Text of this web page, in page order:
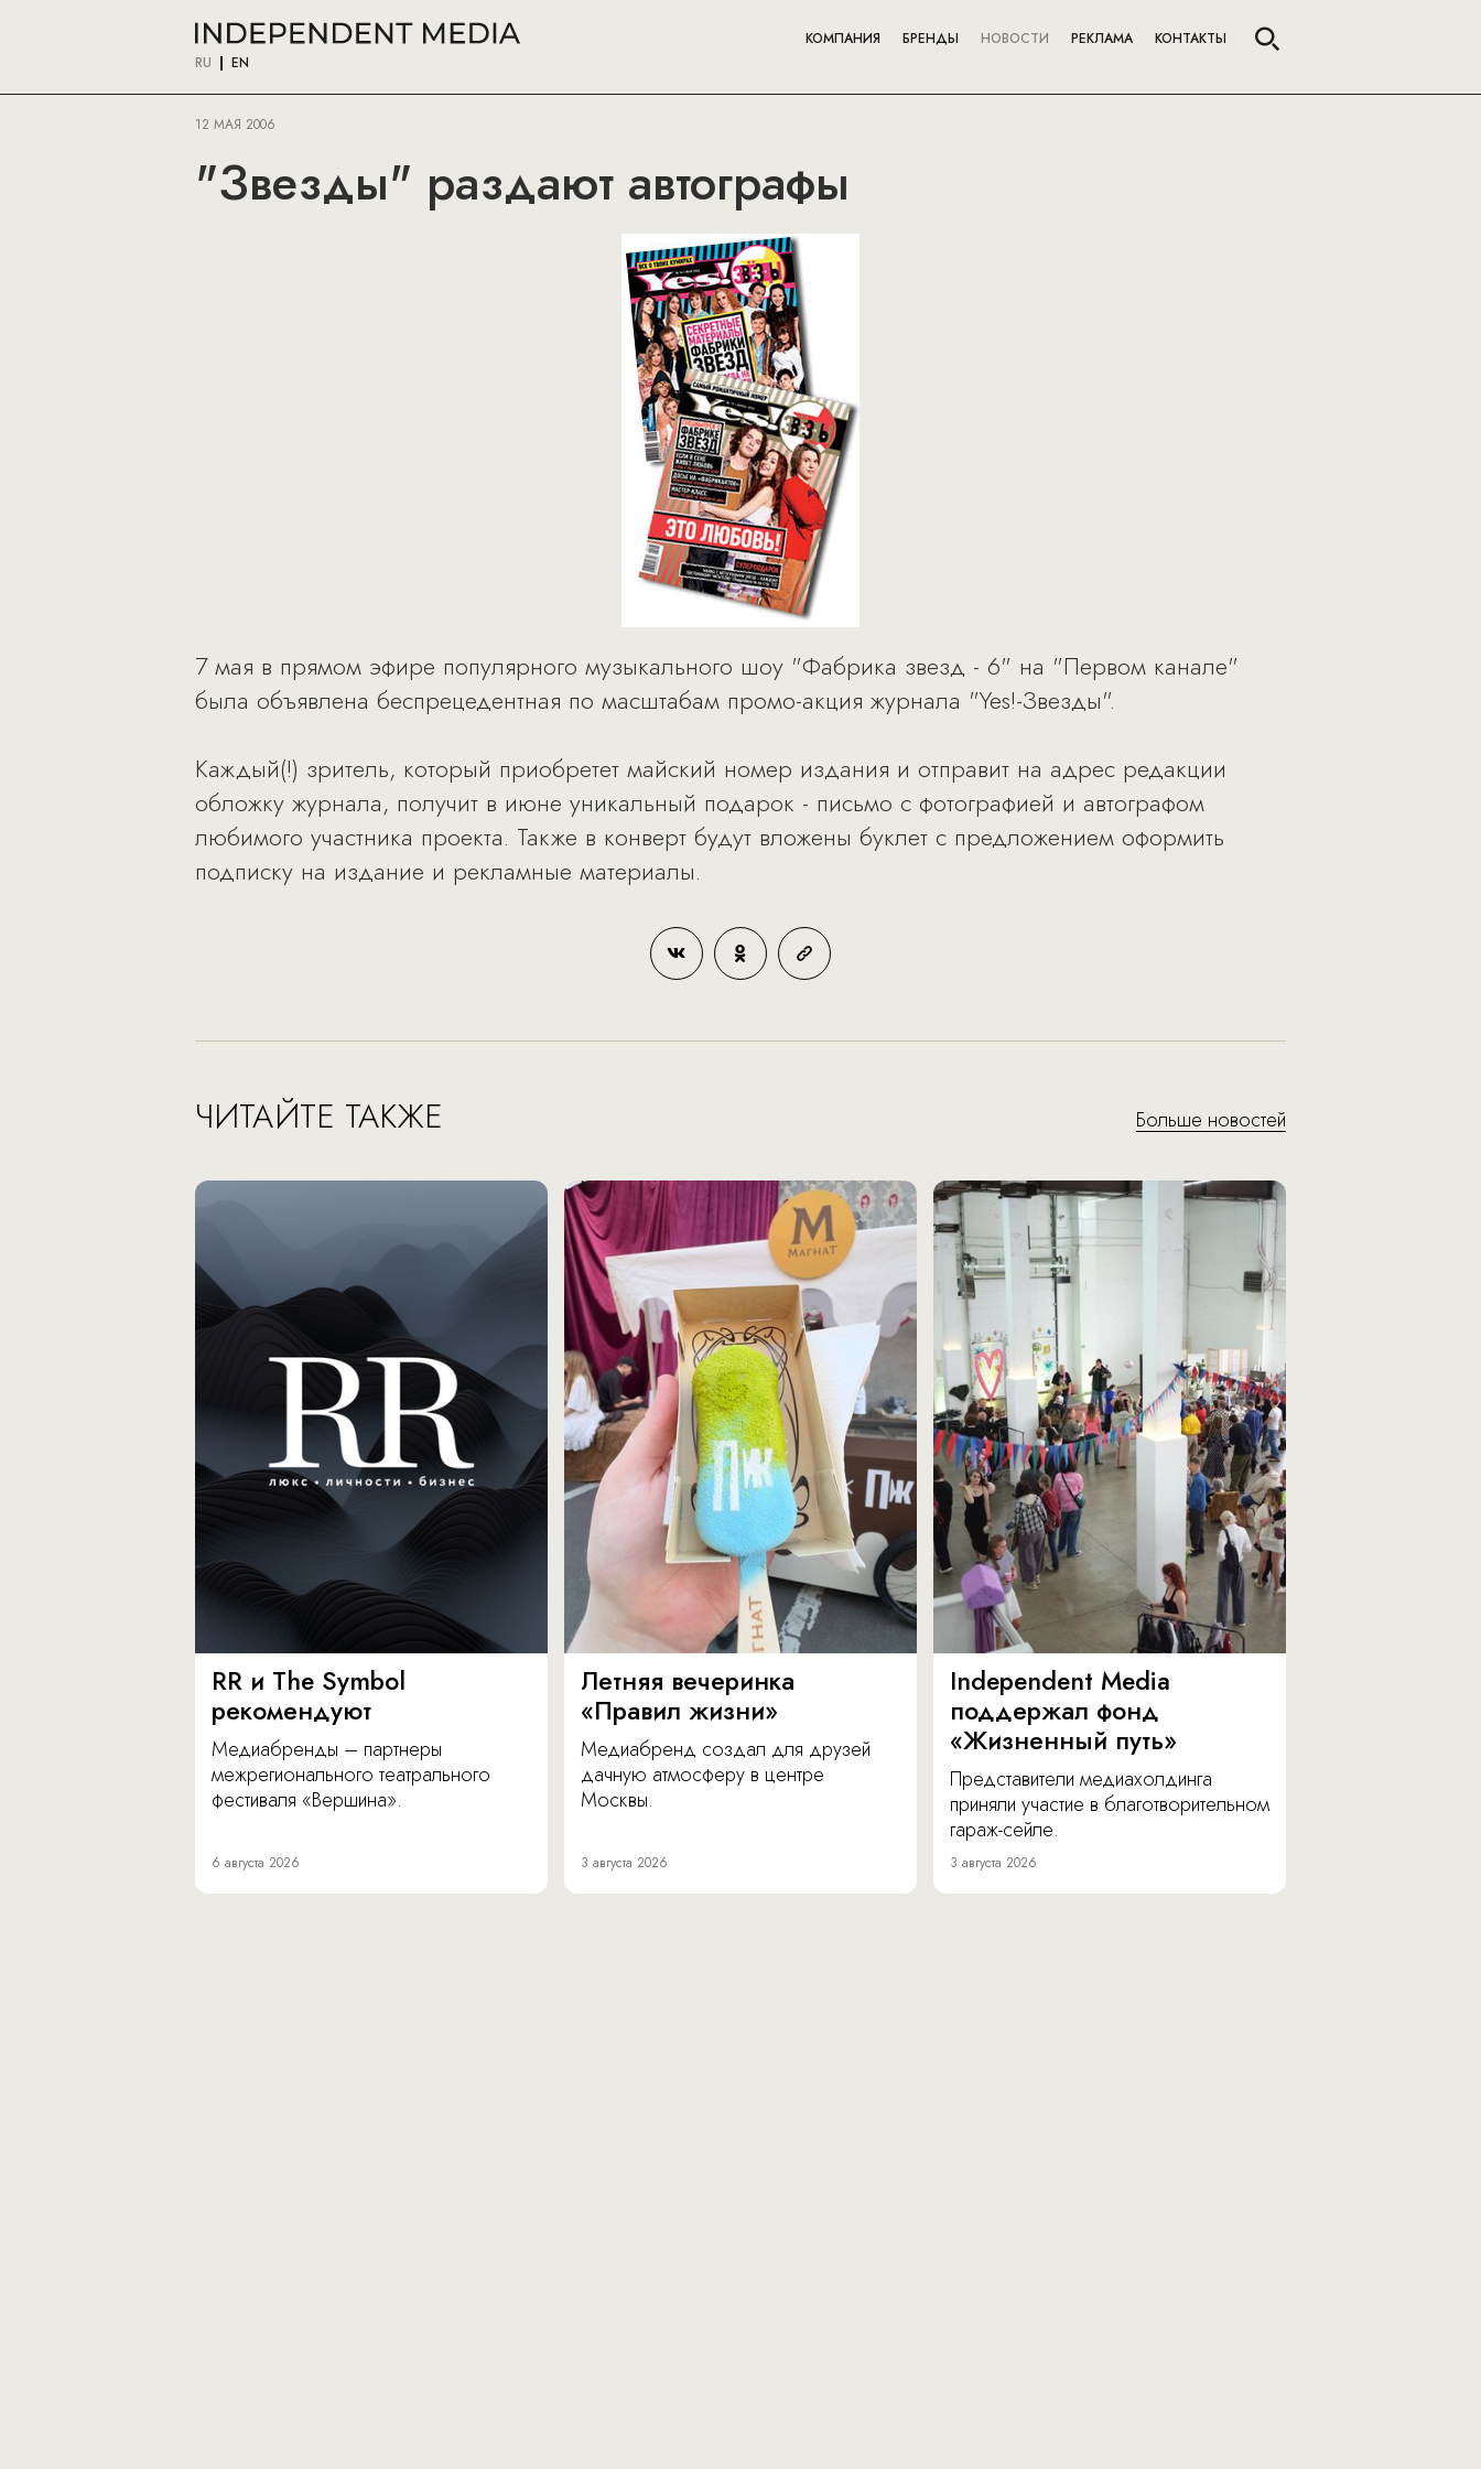
RU EN
КОМПАНИЯ БРЕНДЫ НОВОСТИ РЕКЛАМА КОНТАКТЫ
12 МАЯ 2006
"Звезды" раздают автографы
7 мая в прямом эфире популярного музыкального шоу "Фабрика звезд - 6" на "Первом канале"
была объявлена беспрецедентная по масштабам промо-акция журнала "Yes!-Звезды".
Каждый(!) зритель, который приобретет майский номер издания и отправит на адрес редакции
обложку журнала, получит в июне уникальный подарок - письмо с фотографией и автографом
любимого участника проекта. Также в конверт будут вложены буклет с предложением оформить
подписку на издание и рекламные материалы.
ЧИТАЙТЕ ТАКЖЕ Больше новостей
RR и The Symbol
рекомендуют
Медиабренды – партнеры
межрегионального театрального
фестиваля «Вершина».
6 августа 2026
Летняя вечеринка
«Правил жизни»
Медиабренд создал для друзей
дачную атмосферу в центре
Москвы.
3 августа 2026
Independent Media
поддержал фонд
«Жизненный путь»
Представители медиахолдинга
приняли участие в благотворительном
гараж-сейле.
3 августа 2026